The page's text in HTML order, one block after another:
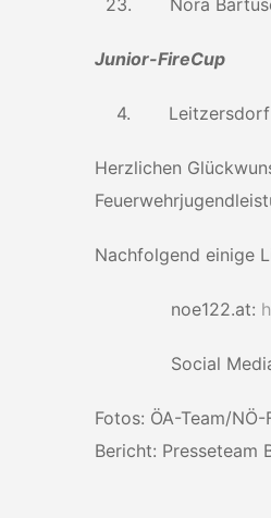
23. Nora
Junior-FireCup
4. Leitzersdorf
Herzlichen
Nachfolgend einige
noe122.at:
Social Media
Fotos: ÖA-Team/
Bericht: Presseteam